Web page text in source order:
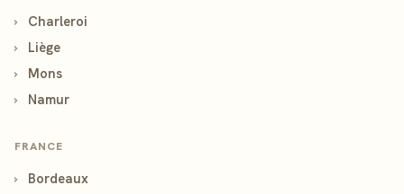
›
Charleroi
›
Liège
›
Mons
›
Namur
FRANCE
›
Bordeaux